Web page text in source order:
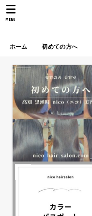
ホーム 初めての方へ
MENU